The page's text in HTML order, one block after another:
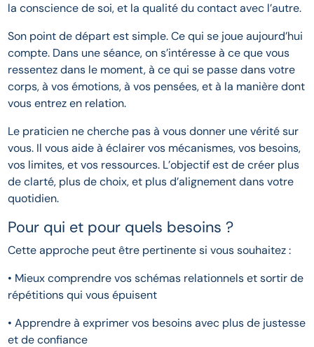
la conscience de soi, et la qualité du contact avec l’autre.
Son point de départ est simple. Ce qui se joue aujourd’hui
compte. Dans une séance, on s’intéresse à ce que vous
ressentez dans le moment, à ce qui se passe dans votre
corps, à vos émotions, à vos pensées, et à la manière dont
vous entrez en relation.
Le praticien ne cherche pas à vous donner une vérité sur
vous. Il vous aide à éclairer vos mécanismes, vos besoins,
vos limites, et vos ressources. L’objectif est de créer plus
de clarté, plus de choix, et plus d’alignement dans votre
quotidien.
Pour qui et pour quels besoins ?
Cette approche peut être pertinente si vous souhaitez :
• Mieux comprendre vos schémas relationnels et sortir de
répétitions qui vous épuisent
• Apprendre à exprimer vos besoins avec plus de justesse
et de confiance